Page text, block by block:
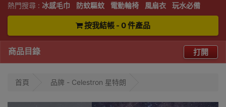
熱門搜尋 : 冰感毛巾 防蚊驅蚊 電動輪椅 風扇衣 玩水必備
按我結帳 - 0 件產品
商品目錄 打開
首頁 品牌 - Celestron 星特朗